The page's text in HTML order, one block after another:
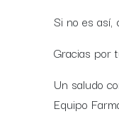
Si no es así,
Gracias por
Un saludo
Equipo